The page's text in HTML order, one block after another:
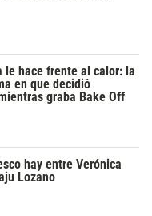
le hace frente al calor: la
en que decidió
graba Bake Off
hay entre Verónica
Lozano